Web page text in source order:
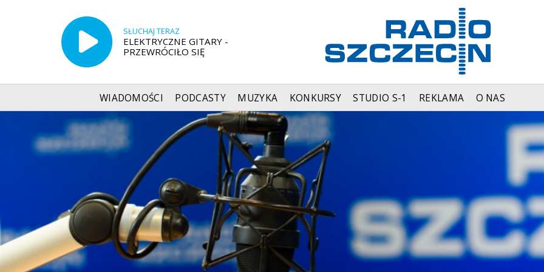
SŁUCHAJ TERAZ
ELEKTRYCZNE GITARY -
PRZEWRÓCIŁO SIĘ
WIADOMOŚCI PODCASTY MUZYKA KONKURSY STUDIO S-1 REKLAMA O NAS